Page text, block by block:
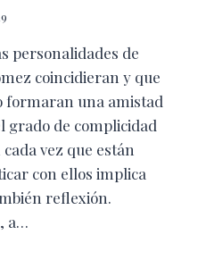
personalidades de
coincidieran y que
formaran una amistad
grado de complicidad
vez que están
con ellos implica
reflexión.
a…